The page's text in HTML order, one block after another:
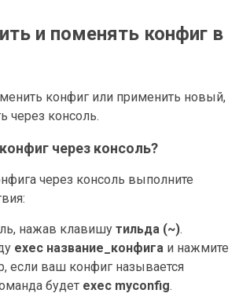
и поменять конфиг в
конфиг или применить новый,
через консоль.
через консоль?
через консоль выполните
нажав клавишу тильда (~).
exec название_конфига и нажмите
если ваш конфиг называется
будет exec myconfig.